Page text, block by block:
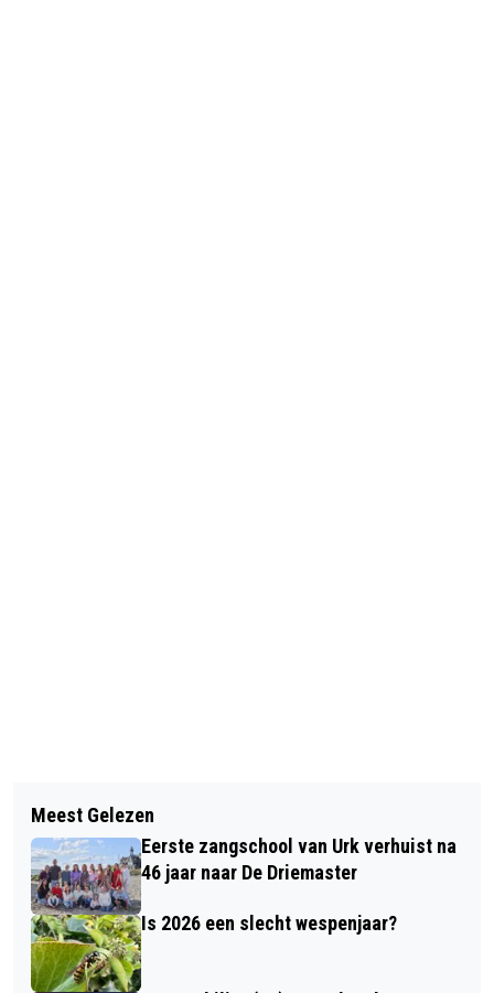
NIEUW COLLEGE B&W
NOORDOOSTPOLDER GEÏNSTALLEERD
BENEFIETDINER OP URK HAALT
€60.000 OP VOOR SOROKA-
ZIEKENHUIS
Meest Gelezen
Eerste zangschool van Urk verhuist na
46 jaar naar De Driemaster
Is 2026 een slecht wespenjaar?